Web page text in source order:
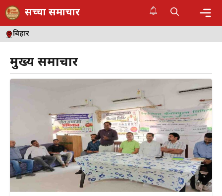
Skip
to
content
सच्चा समाचार
बिहार
मुख्य समाचार